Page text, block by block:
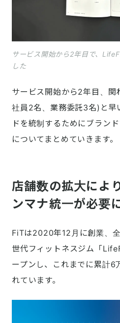
サービス開始から2年目で、
した
サービス開始から2年目、
社員2名、業務委託3名)と早
ドを統制するためにブラン
についてまとめていきます。
店舗数の拡大によ
ンマナ統一が必要
FiTは2020年12月に創業、
世代フィットネスジム「
ープンし、これまでに累計6
れています。